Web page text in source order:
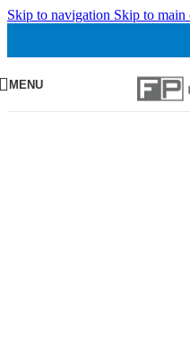
Skip to navigation Skip to main
MENU